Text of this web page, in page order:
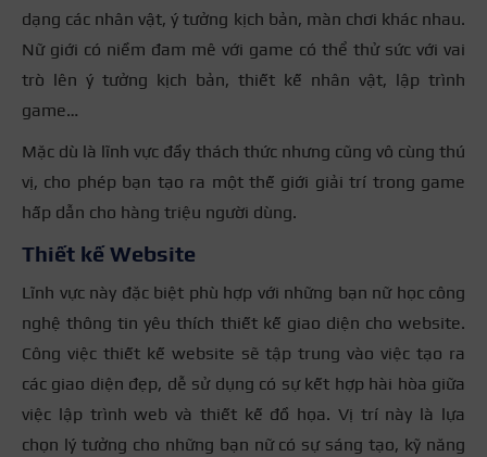
dạng các nhân vật, ý tưởng kịch bản, màn chơi khác nhau.
Nữ giới có niềm đam mê với game có thể thử sức với vai
trò lên ý tưởng kịch bản, thiết kế nhân vật, lập trình
game…
Mặc dù là lĩnh vực đầy thách thức nhưng cũng vô cùng thú
vị, cho phép bạn tạo ra một thế giới giải trí trong game
hấp dẫn cho hàng triệu người dùng.
Thiết kế Website
Lĩnh vực này đặc biệt phù hợp với những bạn nữ học công
nghệ thông tin yêu thích thiết kế giao diện cho website.
Công việc thiết kế website sẽ tập trung vào việc tạo ra
các giao diện đẹp, dễ sử dụng có sự kết hợp hài hòa giữa
việc lập trình web và thiết kế đồ họa. Vị trí này là lựa
chọn lý tưởng cho những bạn nữ có sự sáng tạo, kỹ năng